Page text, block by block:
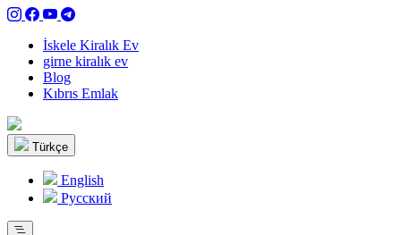
İskele Kiralık Ev
girne kiralık ev
Blog
Kıbrıs Emlak
Türkçe
English
Pусский